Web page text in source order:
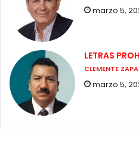
marzo 5,
LETRAS
CLEMENTE
marzo 5,